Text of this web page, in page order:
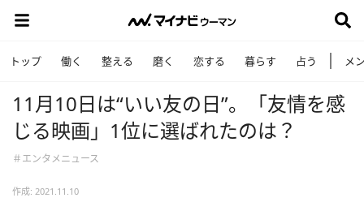
トップ 働く 整える 磨く 恋する 暮らす 占う メ
11月10日は“いい友の日”。「友情を感
じる映画」1位に選ばれたのは？
＃エンタメニュース
作成: 2021.11.10